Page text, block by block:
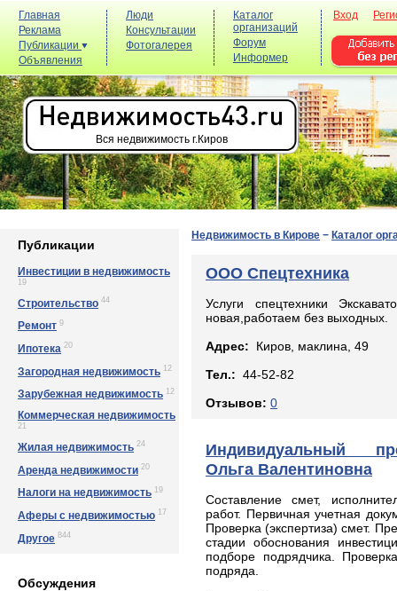
Главная
Реклама
Публикации
Объявления
Люди
Консультации
Фотогалерея
Каталог
организаций
Форум
Информер
Вход
Вся недвижимость г.Киров
Публикации
Инвестиции в недвижимость
19
Строительство 44
Ремонт 9
Ипотека 20
Загородная недвижимость 12
Зарубежная недвижимость 12
Коммерческая недвижимость
21
Жилая недвижимость 24
Аренда недвижимости 20
Налоги на недвижимость 19
Аферы с недвижимостью 17
Другое 844
Обсуждения
Недвижимость в Кирове − Каталог
ООО Спецтехника
Услуги спецтехники
новая,работаем без выходных.
Адрес: Киров, маклина, 49
Тел.: 44-52-82
Отзывов: 0
Индивидуальный
Ольга Валентиновна
Составление смет,
работ. Первичная учетная
Проверка (экспертиза) смет.
стадии обоснования
подборе подрядчика.
подряда.